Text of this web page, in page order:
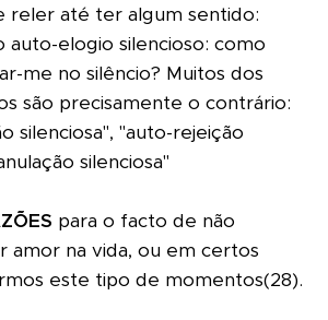
reler até ter algum sentido:
auto-elogio silencioso: como
me no silêncio? Muitos dos
são precisamente o contrário:
silenciosa", "auto-rejeição
silenciosa"
para o facto de não
amor na vida, ou em certos
este tipo de momentos(28).